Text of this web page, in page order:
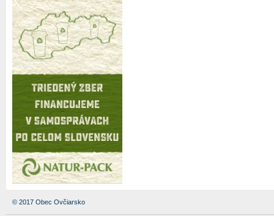
© 2017 Obec Ovčiarsko